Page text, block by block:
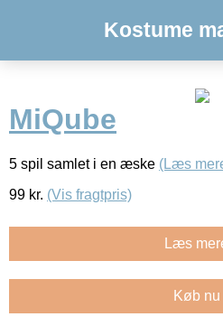
Kostume
MiQube
5 spil samlet i en æske (Læs
99 kr. (Vis fragtpris)
Læs
Køb nu